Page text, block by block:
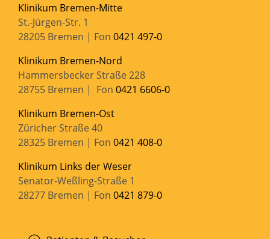
Klinikum Bremen-Mitte
St.-Jürgen-Str. 1
28205 Bremen | Fon 0421 497-0
Klinikum Bremen-Nord
Hammersbecker Straße 228
28755 Bremen | Fon 0421 6606-0
Klinikum Bremen-Ost
Züricher Straße 40
28325 Bremen | Fon 0421 408-0
Klinikum Links der Weser
Senator-Weßling-Straße 1
28277 Bremen | Fon 0421 879-0